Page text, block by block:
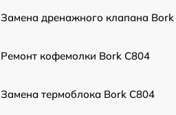
Замена дренажного клапана Bork
Ремонт кофемолки Bork C804
Замена термоблока Bork C804